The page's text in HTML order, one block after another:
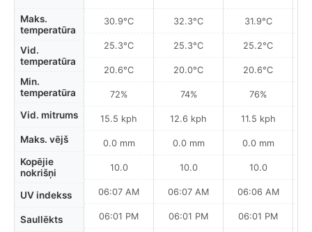
Maks.
temperatūra
Vid.
temperatūra
Min.
temperatūra
Vid. mitrums
Maks. vējš
Kopējie
nokrišņi
UV indekss
Saullēkts
30.9°C
25.3°C
20.6°C
72%
15.5 kph
0.0 mm
10.0
06:07 AM
06:01 PM
32.3°C
25.3°C
20.0°C
74%
12.6 kph
0.0 mm
10.0
06:07 AM
06:01 PM
31.9°C
25.2°C
20.6°C
76%
11.5 kph
0.0 mm
10.0
06:06 AM
06:01 PM